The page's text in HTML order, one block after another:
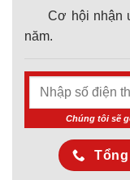
Cơ hội nhận
năm.
Chúng tôi sẽ
Tổng